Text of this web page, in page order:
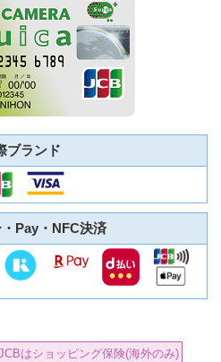
ブランド
Pay・NFC決済
はショッピング保険(海外のみ)